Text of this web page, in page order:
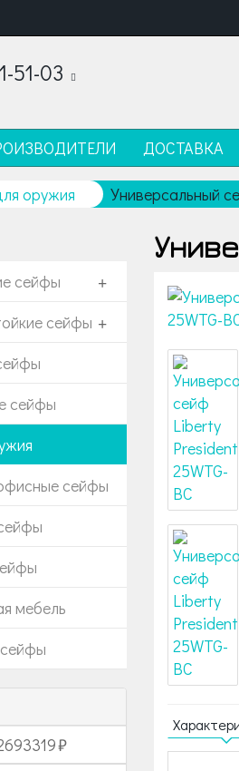
51-03
ДОСТАВКА
оружия Универсальный
сейфы +
сейфы +
сейфы
сейфы
мебель